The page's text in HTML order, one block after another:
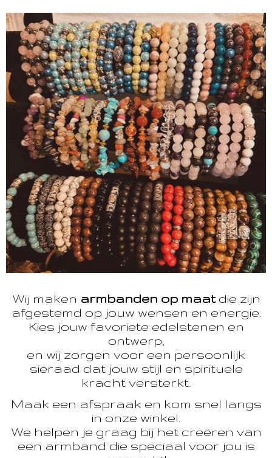
Wij maken armbanden op maatdie zijn
afgestemd op jouw wensen en energie.
Kies jouw favoriete edelstenen en
ontwerp,
en wij zorgen voor een persoonlijk
sieraad dat jouw stijl en spirituele
kracht versterkt.
Maak een afspraak en kom snel langs
in onze winkel.
We helpen je graag bij het creëren van
een armband die speciaal voor jou is